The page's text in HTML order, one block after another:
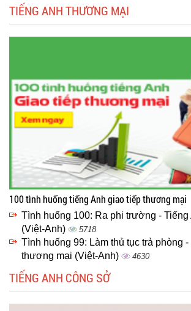
TIẾNG ANH THƯƠNG MẠI
100 tình huống tiếng Anh giao tiếp thương mại
Tình huống 100: Ra phi trường -
(Việt-Anh)
5718
Tình huống 99: Làm thủ tục trả phòng -
thương mại (Việt-Anh)
4630
TIẾNG ANH CÔNG SỞ